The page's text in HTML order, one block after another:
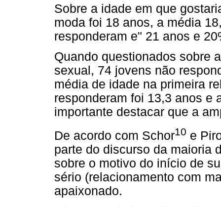
Sobre a idade em que
moda foi 18 anos, a média
responderam e" 21 anos e
Quando questionados sobre
sexual, 74 jovens não
média de idade na primeira
responderam foi 13,3 anos e
importante destacar que a
De acordo com Schor10 e
parte do discurso da maioria
sobre o motivo do início de
sério (relacionamento com
apaixonado.